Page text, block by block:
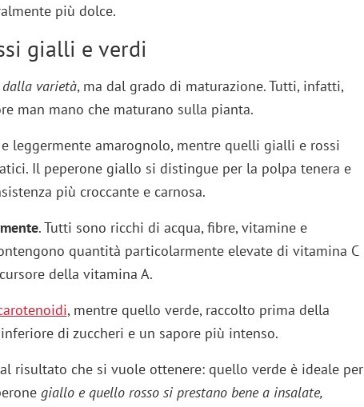
più dolce.
gialli e verdi
varietà, ma dal grado di maturazione. Tutti, infatti,
man mano che maturano sulla pianta.
e leggermente amarognolo, mentre quelli gialli e rossi
Il peperone giallo si distingue per la polpa tenera e
più croccante e carnosa.
. Tutti sono ricchi di acqua, fibre, vitamine e
quantità particolarmente elevate di vitamina C
della vitamina A.
, mentre quello verde, raccolto prima della
di zuccheri e un sapore più intenso.
risultato che si vuole ottenere: quello verde è ideale per
giallo e quello rosso si prestano bene a insalate,